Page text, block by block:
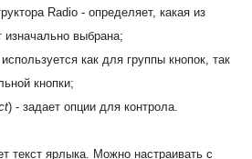
Radio - определяет, какая из
изначально выбрана;
как для группы кнопок, так
кнопки;
) - задает опции для контрола.
текст ярлыка. Можно настраивать с